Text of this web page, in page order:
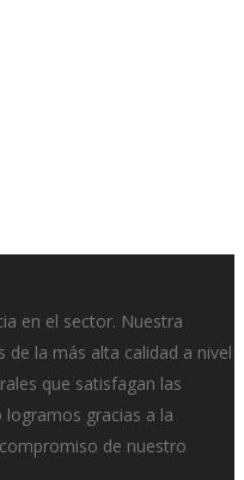
en el sector. Nuestra
la más alta calidad a nivel
que satisfagan las
logramos gracias a la
de nuestro